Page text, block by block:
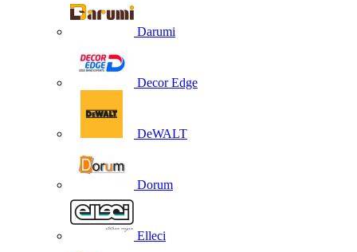
Darumi
Decor Edge
DeWALT
Dorum
Elleci